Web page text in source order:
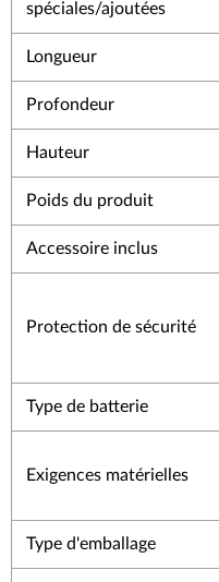
spéciales/ajoutées
Longueur
Profondeur
Hauteur
Poids du produit
Accessoire inclus
Protection de sécurité
Type de batterie
Exigences matérielles
Type d'emballage